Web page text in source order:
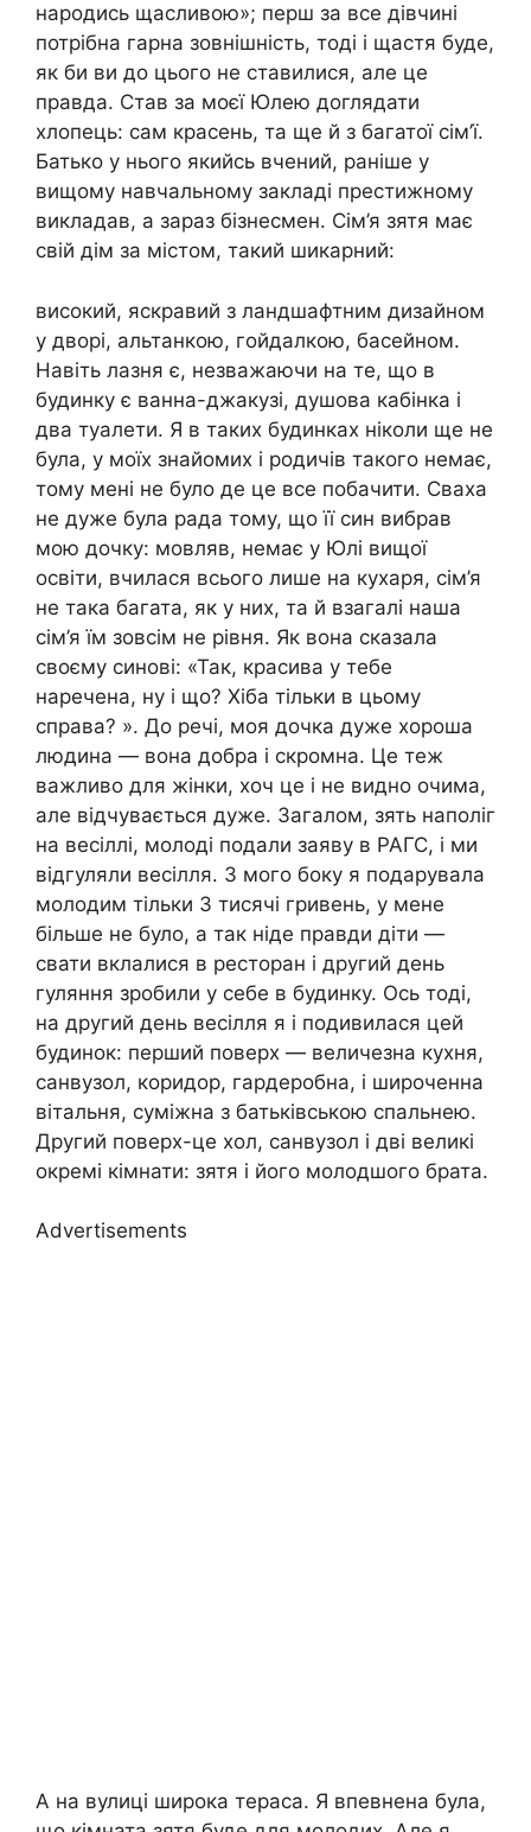
народись щасливою»; перш за все дівчині
потрібна гарна зовнішність, тоді і щастя буде,
як би ви до цього не ставилися, але це
правда. Став за моєї Юлею доглядати
хлопець: сам красень, та ще й з багатої сім’ї.
Батько у нього якийсь вчений, раніше у
вищому навчальному закладі престижному
викладав, а зараз бізнесмен. Сім’я зятя має
свій дім за містом, такий шикарний:
високий, яскравий з ландшафтним дизайном
у дворі, альтанкою, гойдалкою, басейном.
Навіть лазня є, незважаючи на те, що в
будинку є ванна-джакузі, душова кабінка і
два туалети. Я в таких будинках ніколи ще не
була, у моїх знайомих і родичів такого немає,
тому мені не було де це все побачити. Сваха
не дуже була рада тому, що її син вибрав
мою дочку: мовляв, немає у Юлі вищої
освіти, вчилася всього лише на кухаря, сім’я
не така багата, як у них, та й взагалі наша
сім’я їм зовсім не рівня. Як вона сказала
своєму синові: «Так, красива у тебе
наречена, ну і що? Хіба тільки в цьому
справа? ». До речі, моя дочка дуже хороша
людина — вона добра і скромна. Це теж
важливо для жінки, хоч це і не видно очима,
але відчувається дуже. Загалом, зять наполіг
на весіллі, молоді подали заяву в РАГС, і ми
відгуляли весілля. З мого боку я подарувала
молодим тільки 3 тисячі гривень, у мене
більше не було, а так ніде правди діти —
свати вклалися в ресторан і другий день
гуляння зробили у себе в будинку. Ось тоді,
на другий день весілля я і подивилася цей
будинок: перший поверх — величезна кухня,
санвузол, коридор, гардеробна, і широченна
вітальня, суміжна з батьківською спальнею.
Другий поверх-це хол, санвузол і дві великі
окремі кімнати: зятя і його молодшого брата.
Advertisements
А на вулиці широка тераса. Я впевнена була,